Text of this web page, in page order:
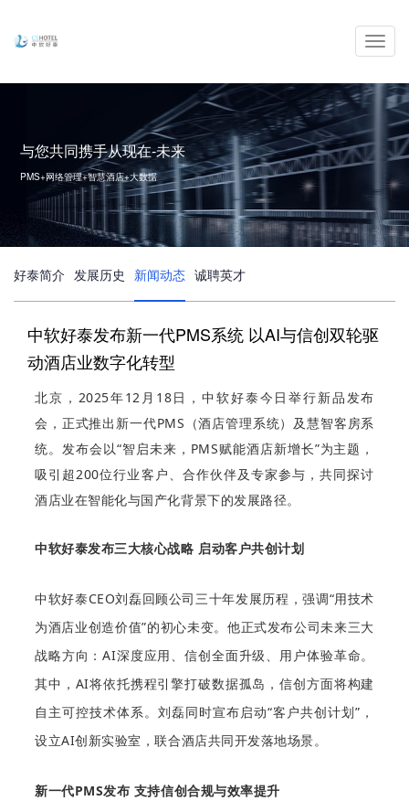
与您共同携手从现在-未来
PMS+网络管理+智慧酒店+大数据
好泰简介 发展历史 新闻动态 诚聘英才
中软好泰发布新一代PMS系统 以AI与信创双轮驱
动酒店业数字化转型
北京，2025年12月18日，中软好泰今日举行新品发布
会，正式推出新一代PMS（酒店管理系统）及慧智客房系
统。发布会以“智启未来，PMS赋能酒店新增长”为主题，
吸引超200位行业客户、合作伙伴及专家参与，共同探讨
酒店业在智能化与国产化背景下的发展路径。
中软好泰发布三大核心战略 启动客户共创计划
中软好泰CEO刘磊回顾公司三十年发展历程，强调“用技术
为酒店业创造价值”的初心未变。他正式发布公司未来三大
战略方向：AI深度应用、信创全面升级、用户体验革命。
其中，AI将依托携程引擎打破数据孤岛，信创方面将构建
自主可控技术体系。刘磊同时宣布启动“客户共创计划”，
设立AI创新实验室，联合酒店共同开发落地场景。
新一代PMS发布 支持信创合规与效率提升